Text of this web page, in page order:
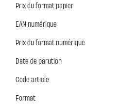
Prix du format papier
EAN numérique
Prix du format numérique
Date de parution
Code article
Format